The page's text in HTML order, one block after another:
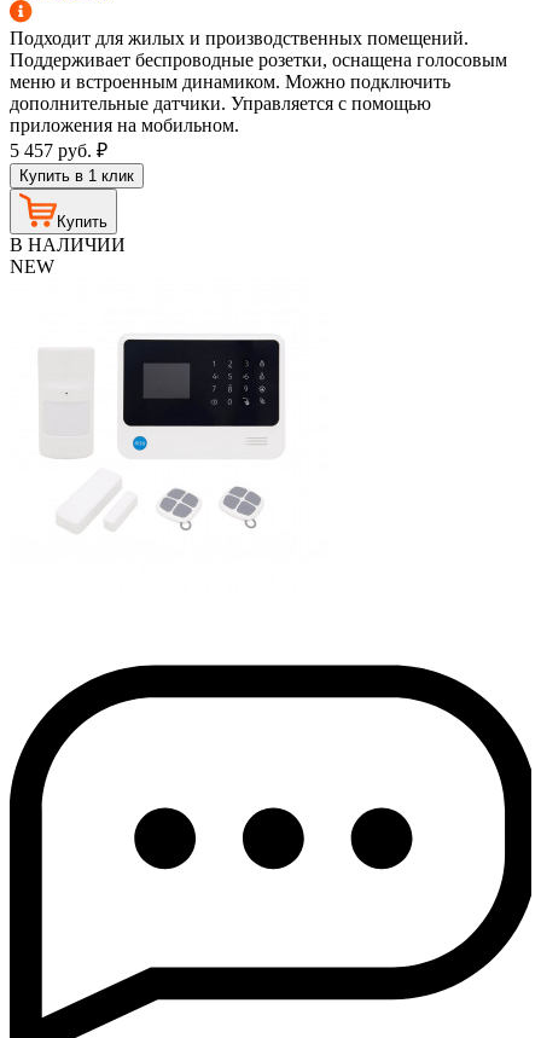
Подходит для жилых и производственных помещений.
Поддерживает беспроводные розетки, оснащена голосовым
меню и встроенным динамиком. Можно подключить
дополнительные датчики. Управляется с помощью
приложения на мобильном.
5 457 руб. ₽
Купить в 1 клик
Купить
В НАЛИЧИИ
NEW